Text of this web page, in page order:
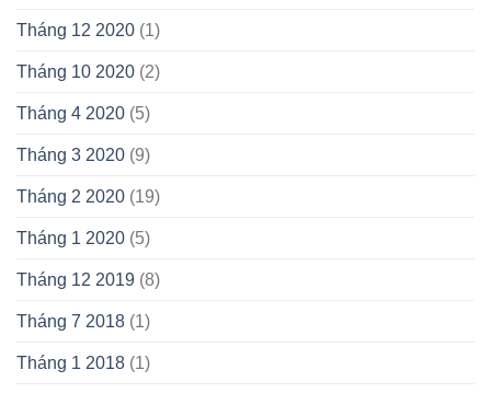
Tháng 12 2020 (1)
Tháng 10 2020 (2)
Tháng 4 2020 (5)
Tháng 3 2020 (9)
Tháng 2 2020 (19)
Tháng 1 2020 (5)
Tháng 12 2019 (8)
Tháng 7 2018 (1)
Tháng 1 2018 (1)